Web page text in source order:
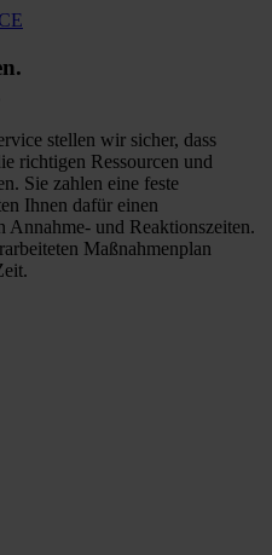
stellen wir sicher, dass
richtigen Ressourcen und
Sie zahlen eine feste
Ihnen dafür einen
Annahme- und Reaktionszeiten.
Maßnahmenplan